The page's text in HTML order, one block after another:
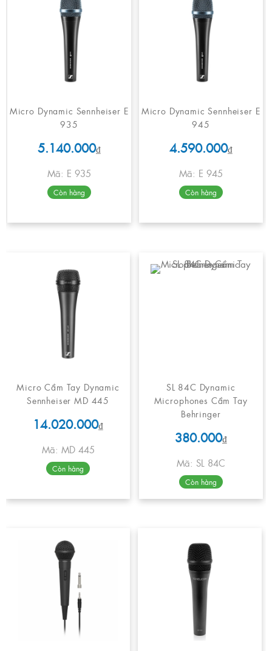
Micro Dynamic Sennheiser E
935
5.140.000₫
Mã: E 935
Còn hàng
Micro Dynamic Sennheiser E
945
4.590.000₫
Mã: E 945
Còn hàng
Micro Cầm Tay Dynamic
Sennheiser MD 445
14.020.000₫
Mã: MD 445
Còn hàng
SL 84C Dynamic
Microphones Cầm Tay
Behringer
380.000₫
Mã: SL 84C
Còn hàng